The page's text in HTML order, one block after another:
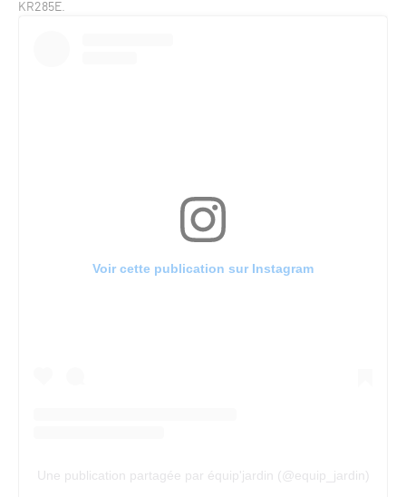
KR285E.
Voir cette publication sur Instagram
Une publication partagée par équip'jardin (@equip_jardin)